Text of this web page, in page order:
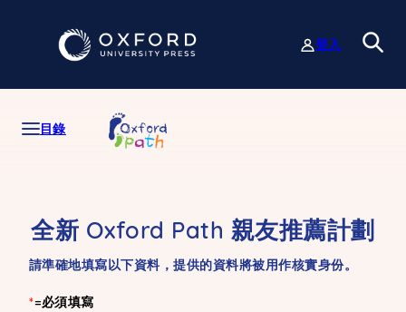
內
登入
目錄
全新 Oxford Path 親友推薦計劃
請準確地填寫以下資料，提供的資料將被用作核實身份。
*=必須填寫